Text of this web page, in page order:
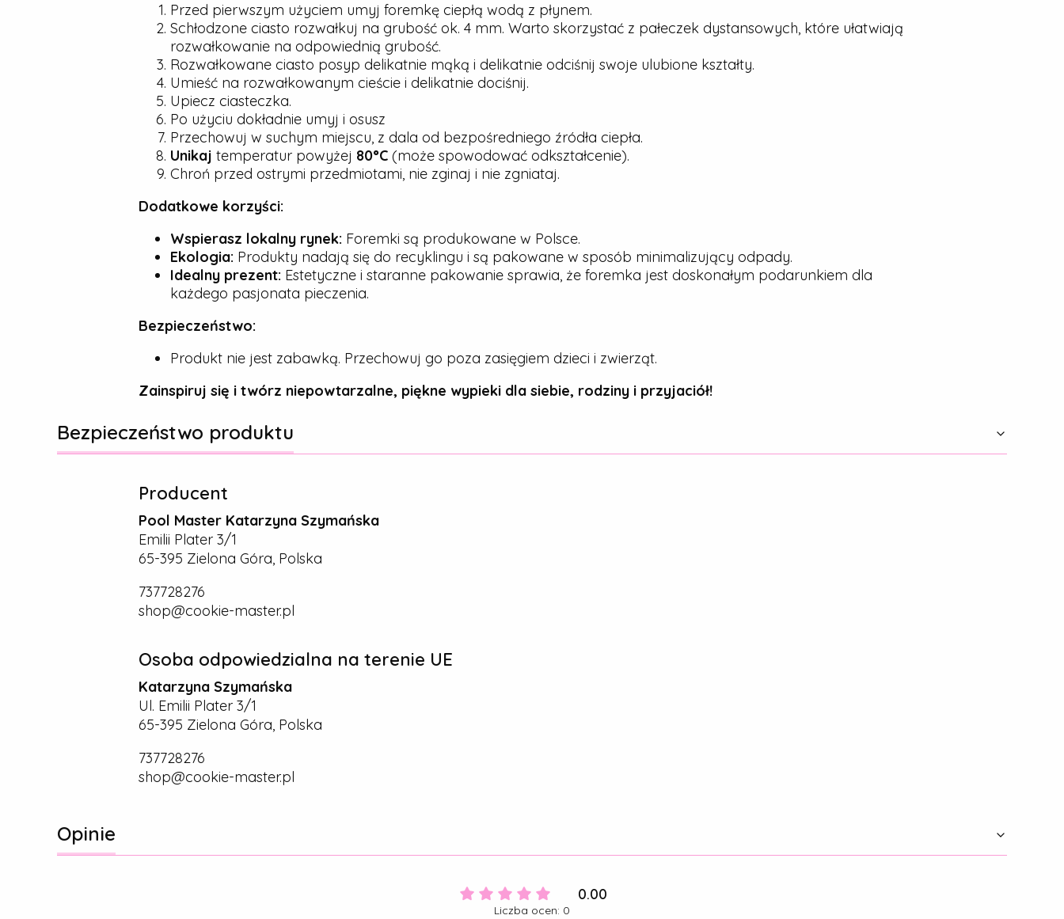
Przed pierwszym użyciem umyj foremkę ciepłą wodą z płynem.
Schłodzone ciasto rozwałkuj na grubość ok. 4 mm. Warto skorzystać z pałeczek dystansowych, które ułatwiają
rozwałkowanie na odpowiednią grubość.
Rozwałkowane ciasto posyp delikatnie mąką i delikatnie odciśnij swoje ulubione kształty.
Umieść na rozwałkowanym cieście i delikatnie dociśnij.
Upiecz ciasteczka.
Po użyciu dokładnie umyj i osusz
Przechowuj w suchym miejscu, z dala od bezpośredniego źródła ciepła.
Unikaj temperatur powyżej 80°C(może spowodować odkształcenie).
Chroń przed ostrymi przedmiotami, nie zginaj i nie zgniataj.
Dodatkowe korzyści:
Wspierasz lokalny rynek: Foremki są produkowane w Polsce.
Ekologia: Produkty nadają się do recyklingu i są pakowane w sposób minimalizujący odpady.
Idealny prezent: Estetyczne i staranne pakowanie sprawia, że foremka jest doskonałym podarunkiem dla
każdego pasjonata pieczenia.
Bezpieczeństwo:
Produkt nie jest zabawką. Przechowuj go poza zasięgiem dzieci i zwierząt.
Zainspiruj się i twórz niepowtarzalne, piękne wypieki dla siebie, rodziny i przyjaciół!
Bezpieczeństwo produktu
Producent
Pool Master Katarzyna Szymańska
Emilii Plater 3/1
65-395 Zielona Góra, Polska
737728276
shop@cookie-master.pl
Osoba odpowiedzialna na terenie UE
Katarzyna Szymańska
Ul. Emilii Plater 3/1
65-395 Zielona Góra, Polska
737728276
shop@cookie-master.pl
Opinie
0.00
Liczba ocen: 0